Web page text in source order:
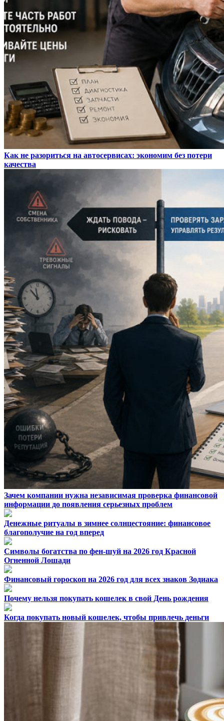
Как не разориться на автосервисах: экономим без потери
качества
Зачем компании нужна независимая проверка финансовой
информации до появления серьезных проблем
Денежные ритуалы в зимнее солнцестояние: финансовое
благополучие на год вперед
Символы богатства по фен-шуй на 2026 год Красной
Огненной Лошади
Финансовый гороскоп на 2026 год для всех знаков Зодиака
Почему нельзя покупать кошелек в свой День рождения
Когда покупать новый кошелек, чтобы привлечь деньги